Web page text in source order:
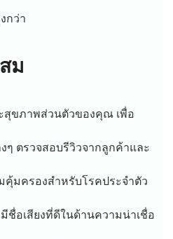
กว่า
ม
สุขภาพส่วนตัวของคุณ เพื่อ
ๆ ตรวจสอบรีวิวจากลูกค้าและ
คุ้มครองสำหรับโรคประจำตัว
อเสียงที่ดีในด้านความน่าเชื่อ